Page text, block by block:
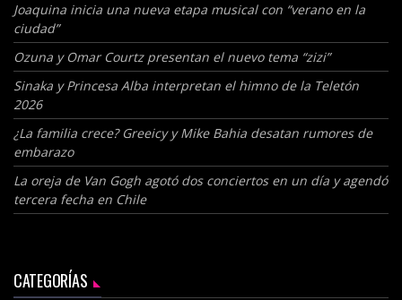
Joaquina inicia una nueva etapa musical con “verano en la
ciudad”
Ozuna y Omar Courtz presentan el nuevo tema “zizi”
Sinaka y Princesa Alba interpretan el himno de la Teletón
2026
¿La familia crece? Greeicy y Mike Bahia desatan rumores de
embarazo
La oreja de Van Gogh agotó dos conciertos en un día y agendó
tercera fecha en Chile
CATEGORÍAS